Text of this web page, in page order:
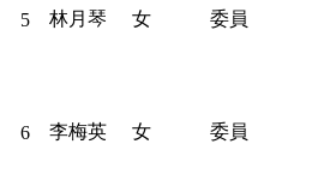
5 林月琴 女 委員
6 李梅英 女 委員